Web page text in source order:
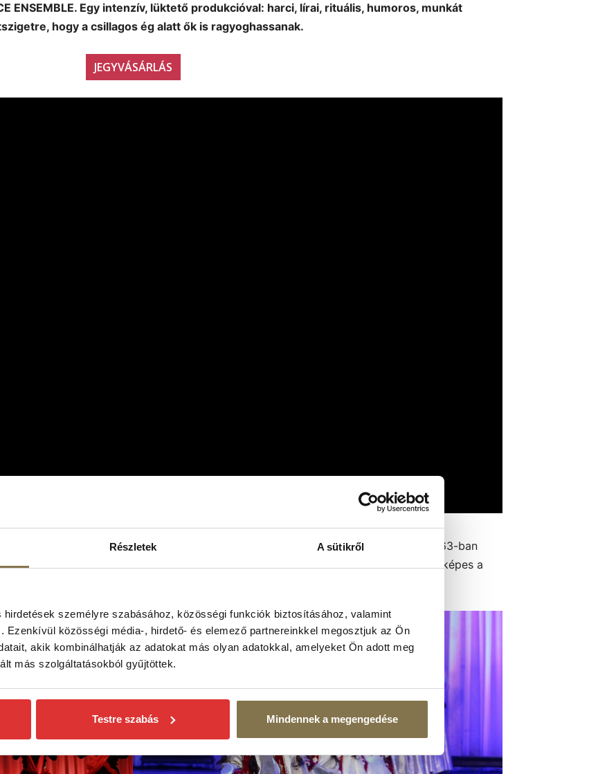
Részletek A sütikről
hirdetések személyre szabásához, közösségi funkciók biztosításához, valamint
Ezenkívül közösségi média-, hirdető- és elemező partnereinkkel megosztjuk az Ön
akik kombinálhatják az adatokat más olyan adatokkal, amelyeket Ön adott meg
más szolgáltatásokból gyűjtöttek.
Testre szabás Mindennek a megengedése
ENSEMBLE. Egy intenzív, lüktető produkcióval: harci, lírai, rituális, humoros, munkát
hogy a csillagos ég alatt ők is ragyoghassanak.
JEGYVÁSÁRLÁS
ezen mondata, akkor most hatalmas kincsekről hull le a lepel, mert ez az 1963-ban
gazdag, színes, impulzusoktól, történelemtő és hagyományoktól telített világot képes a
arra talán csak a száj tátott, elvarázsolt ámulattal lesz képes reagálni a néző!